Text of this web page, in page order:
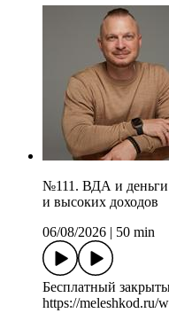
№111. ВДА и
и высоких доходов
06/08/2026
50 min
Бесплатный
https://meleshkod.ru/